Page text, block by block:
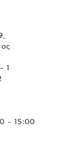
1
- 15:00